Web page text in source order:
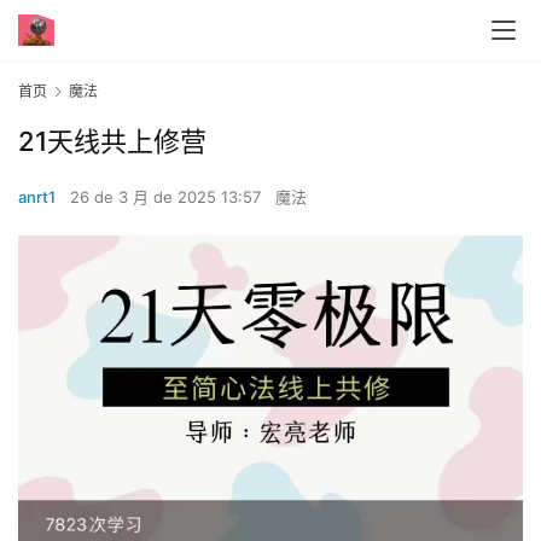
首页 魔法
21天线共上‬修营
anrt1 26 de 3 月 de 2025 13:57 魔法